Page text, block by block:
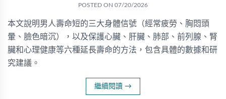
POSTED ON 07/20/2026
本文說明男人壽命短的三大身體信號（經常疲勞、胸悶頭
暈、臉色暗沉），以及保護心臟、肝臟、肺部、前列腺、腎
臟和心理健康等六種延長壽命的方法，包含具體的數據和研
究建議。
繼續閱讀 →